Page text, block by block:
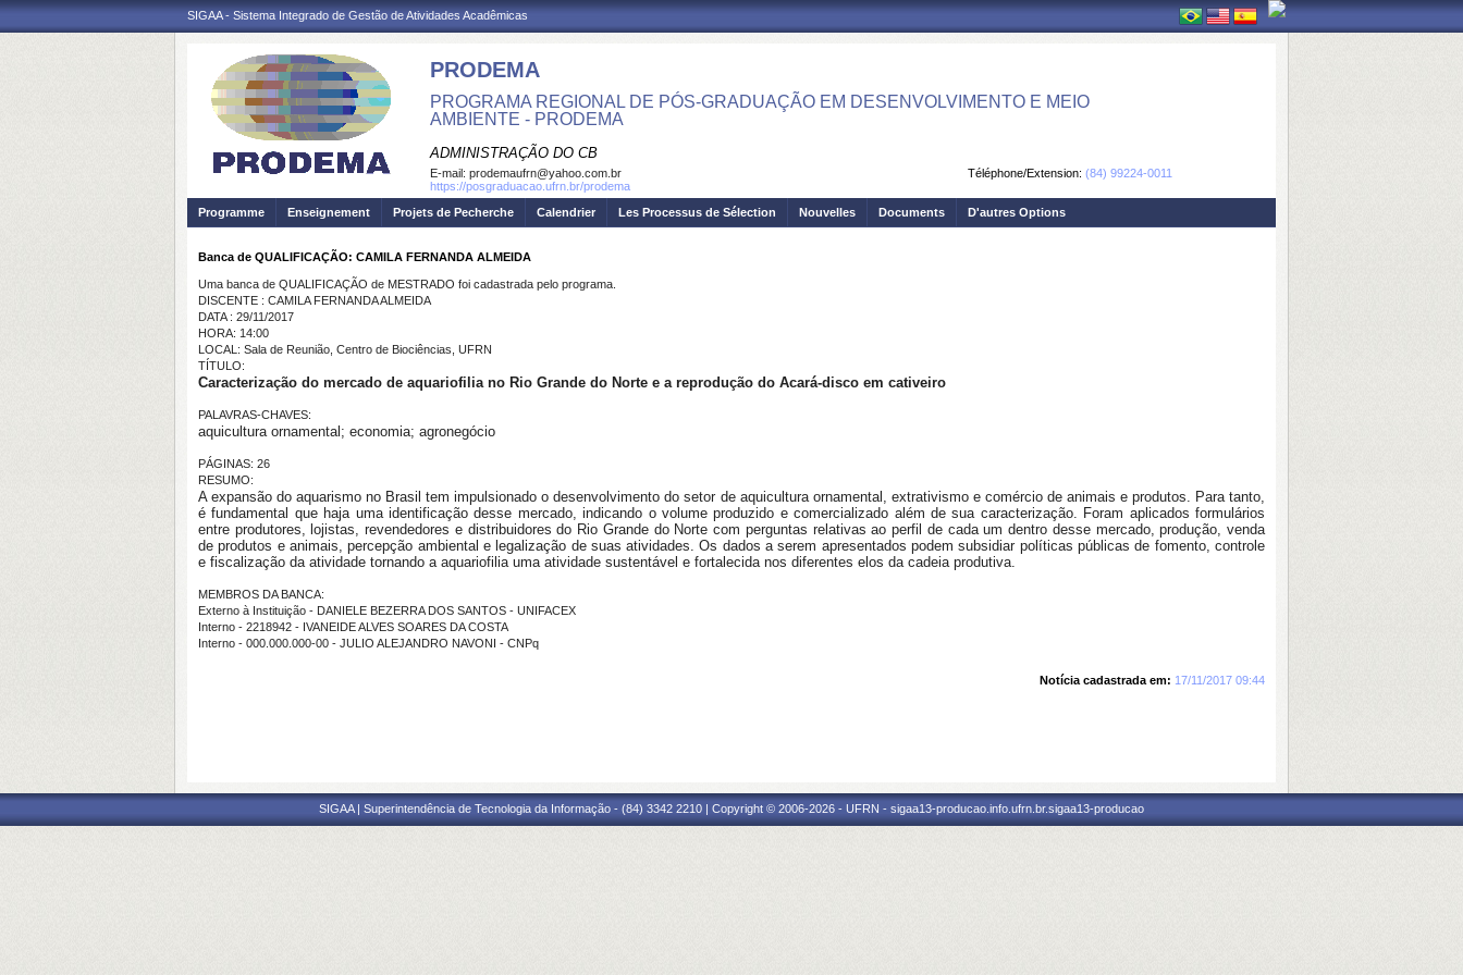
SIGAA - Sistema Integrado de Gestão de Atividades Acadêmicas
PRODEMA
PROGRAMA REGIONAL DE PÓS-GRADUAÇÃO EM DESENVOLVIMENTO E MEIO
AMBIENTE - PRODEMA
ADMINISTRAÇÃO DO CB
Téléphone/Extension: (84) 99224-0011
E-mail: prodemaufrn@yahoo.com.br
https://posgraduacao.ufrn.br/prodema
Programme
Enseignement Projets de Pecherche Calendrier Les Processus de Sélection Nouvelles Documents D'autres Options
Banca de QUALIFICAÇÃO: CAMILA FERNANDA ALMEIDA
Uma banca de QUALIFICAÇÃO de MESTRADO foi cadastrada pelo programa.
DISCENTE : CAMILA FERNANDA ALMEIDA
DATA : 29/11/2017
HORA: 14:00
LOCAL: Sala de Reunião, Centro de Biociências, UFRN
TÍTULO:
Caracterização do mercado de aquariofilia no Rio Grande do Norte e a reprodução do Acará-disco em cativeiro
PALAVRAS-CHAVES:
aquicultura ornamental; economia; agronegócio
PÁGINAS: 26
RESUMO:
A expansão do aquarismo no Brasil tem impulsionado o desenvolvimento do setor de aquicultura ornamental, extrativismo e comércio de animais e produtos. Para tanto,
é fundamental que haja uma identificação desse mercado, indicando o volume produzido e comercializado além de sua caracterização. Foram aplicados formulários
entre produtores, lojistas, revendedores e distribuidores do Rio Grande do Norte com perguntas relativas ao perfil de cada um dentro desse mercado, produção, venda
de produtos e animais, percepção ambiental e legalização de suas atividades. Os dados a serem apresentados podem subsidiar políticas públicas de fomento, controle
e fiscalização da atividade tornando a aquariofilia uma atividade sustentável e fortalecida nos diferentes elos da cadeia produtiva.
MEMBROS DA BANCA:
Externo à Instituição - DANIELE BEZERRA DOS SANTOS - UNIFACEX
Interno - 2218942 - IVANEIDE ALVES SOARES DA COSTA
Interno - 000.000.000-00 - JULIO ALEJANDRO NAVONI - CNPq
Notícia cadastrada em: 17/11/2017 09:44
SIGAA | Superintendência de Tecnologia da Informação - (84) 3342 2210 | Copyright © 2006-2026 - UFRN - sigaa13-producao.info.ufrn.br.sigaa13-producao